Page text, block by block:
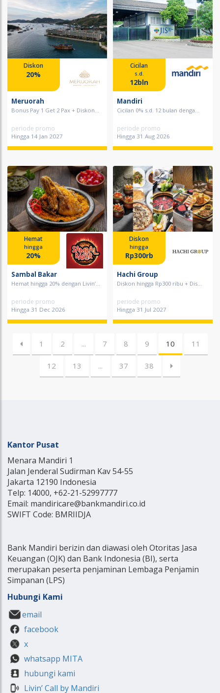
Diskon
20%
Meruorah
Bonus Pay 1 Get 2 Pax + Diskon...
periode promo
Hingga 14 Jan 2027
Cicilan
s.d.
12bln
Mandiri
Cicilan 0% s.d. 12 bulan denga...
periode promo
Hingga 31 Aug 2026
Hemat
hingga
20%
Sambal Bakar
Hemat hingga 20% dengan Livin’...
periode promo
Hingga 31 Dec 2026
Diskon
hingga
Rp300rb
Hachi Group
Diskon hingga Rp300 ribu + Dis...
periode promo
Hingga 31 Jul 2027
1 2 ... 7 8 9 10 11
12 13 ... 37 38
Kantor Pusat
Menara Mandiri 1
Jalan Jenderal Sudirman Kav 54-55
Jakarta 12190 Indonesia
Telp: 14000, +62-21-52997777
Email: mandiricare@bankmandiri.co.id
SWIFT Code: BMRIIDJA
Bank Mandiri berizin dan diawasi oleh Otoritas Jasa
Keuangan (OJK) dan Bank Indonesia (BI), serta
merupakan peserta penjaminan Lembaga Penjamin
Simpanan (LPS)
Hubungi Kami
email
facebook
x
whatsapp MITA
hubungi kami
Livin’ Call by Mandiri